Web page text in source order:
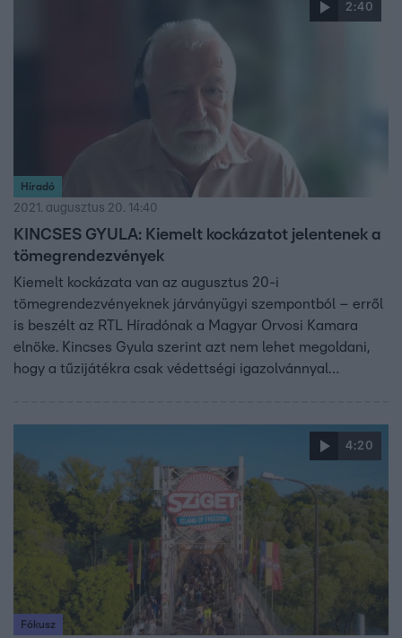
2:40
Híradó
2021. augusztus 20. 14:40
KINCSES GYULA: Kiemelt kockázatot jelentenek a
tömegrendezvények
Kiemelt kockázata van az augusztus 20-i
tömegrendezvényeknek járványügyi szempontból – erről
is beszélt az RTL Híradónak a Magyar Orvosi Kamara
elnöke. Kincses Gyula szerint azt nem lehet megoldani,
hogy a tűzijátékra csak védettségi igazolvánnyal
boltokban és ismét védettségi igazolványhoz kellene
kötni több szolgáltatást.
4:20
Fókusz